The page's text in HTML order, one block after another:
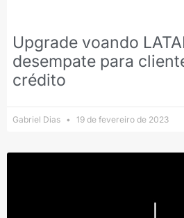
Upgrade voando
desempate para
crédito
Gabriel Dias 19 de fevereiro de 2023